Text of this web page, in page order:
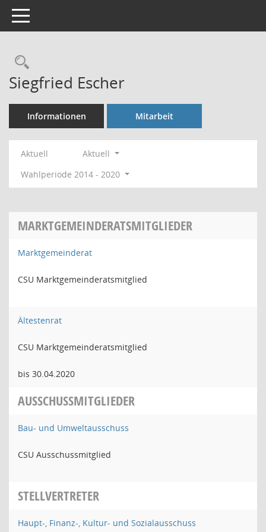
Toggle navigation
Rechercheauswahl
Siegfried Escher
Informationen Mitarbeit
Aktuell
Aktuell
Wahlperiode 2014 - 2020
MARKTGEMEINDERATSMITGLIEDER
Marktgemeinderat
CSU Marktgemeinderatsmitglied
Ältestenrat
CSU Marktgemeinderatsmitglied
bis 30.04.2020
AUSSCHUSSMITGLIEDER
Bau- und Umweltausschuss
CSU Ausschussmitglied
STELLVERTRETER
Haupt-, Finanz-, Kultur- und Sozialausschuss